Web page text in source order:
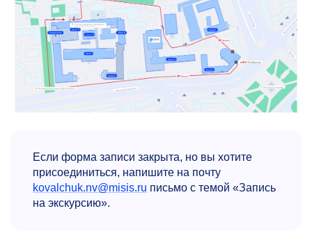
Если форма записи закрыта, но вы хотите
присоединиться, напишите на почту
kovalchuk.nv@misis.ru письмо с темой «Запись
на экскурсию».